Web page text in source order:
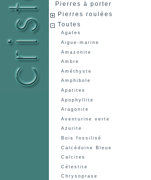
Pierres à porter
Pierres roulées
Toutes
Agates
Aigue-marine
Amazonite
Ambre
Améthyste
Amphibole
Apatites
Apophyllite
Aragonite
Aventurine verte
Azurite
Bois fossilisé
Calcédoine Bleue
Calcites
Célestite
Chrysoprase